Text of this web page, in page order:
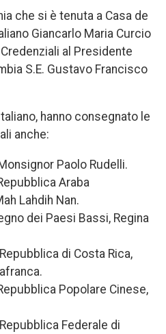
che si è tenuta a Casa de
Giancarlo Maria Curcio
al Presidente
S.E. Gustavo Francisco
hanno consegnato le
anche:
Paolo Rudelli.
Araba
Lahdih Nan.
dei Paesi Bassi, Regina
di Costa Rica,
Popolare Cinese,
Federale di